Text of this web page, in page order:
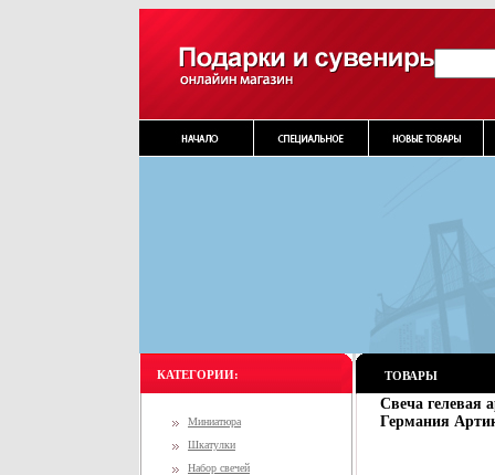
КАТЕГОРИИ:
Миниатюра
Шкатулки
Набор свечей
ТОВАРЫ
Свеча гелевая
Германия